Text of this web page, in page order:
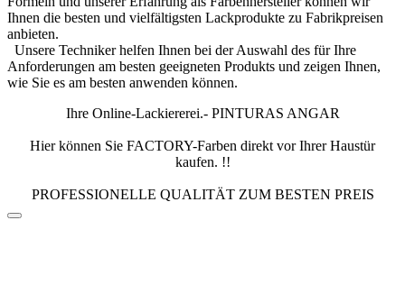
Ihnen die besten und vielfältigsten Lackprodukte zu Fabrikpreisen
anbieten.
Unsere Techniker helfen Ihnen bei der Auswahl des für Ihre
Anforderungen am besten geeigneten Produkts und zeigen Ihnen,
wie Sie es am besten anwenden können.
Ihre Online-Lackiererei.- PINTURAS ANGAR
Hier können Sie FACTORY-Farben direkt vor Ihrer Haustür
kaufen. !!
PROFESSIONELLE QUALITÄT ZUM BESTEN PREIS